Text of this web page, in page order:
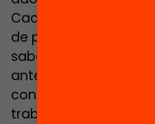
Cada línea
de preguntas para
saber en qué
antes de trabajar
conseguido después
trabajado.